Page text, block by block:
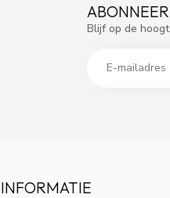
Blijf op de
INFORMATIE